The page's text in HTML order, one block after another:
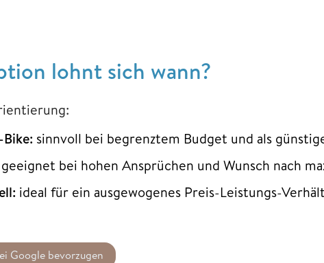
lohnt sich wann?
sinnvoll bei begrenztem Budget und als
geeignet bei hohen Ansprüchen und Wunsch nach
ideal für ein ausgewogenes Preis-Leistungs-
Google bevorzugen